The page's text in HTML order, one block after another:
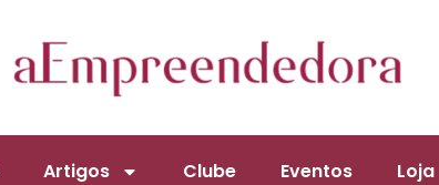
Artigos Clube Eventos Loja